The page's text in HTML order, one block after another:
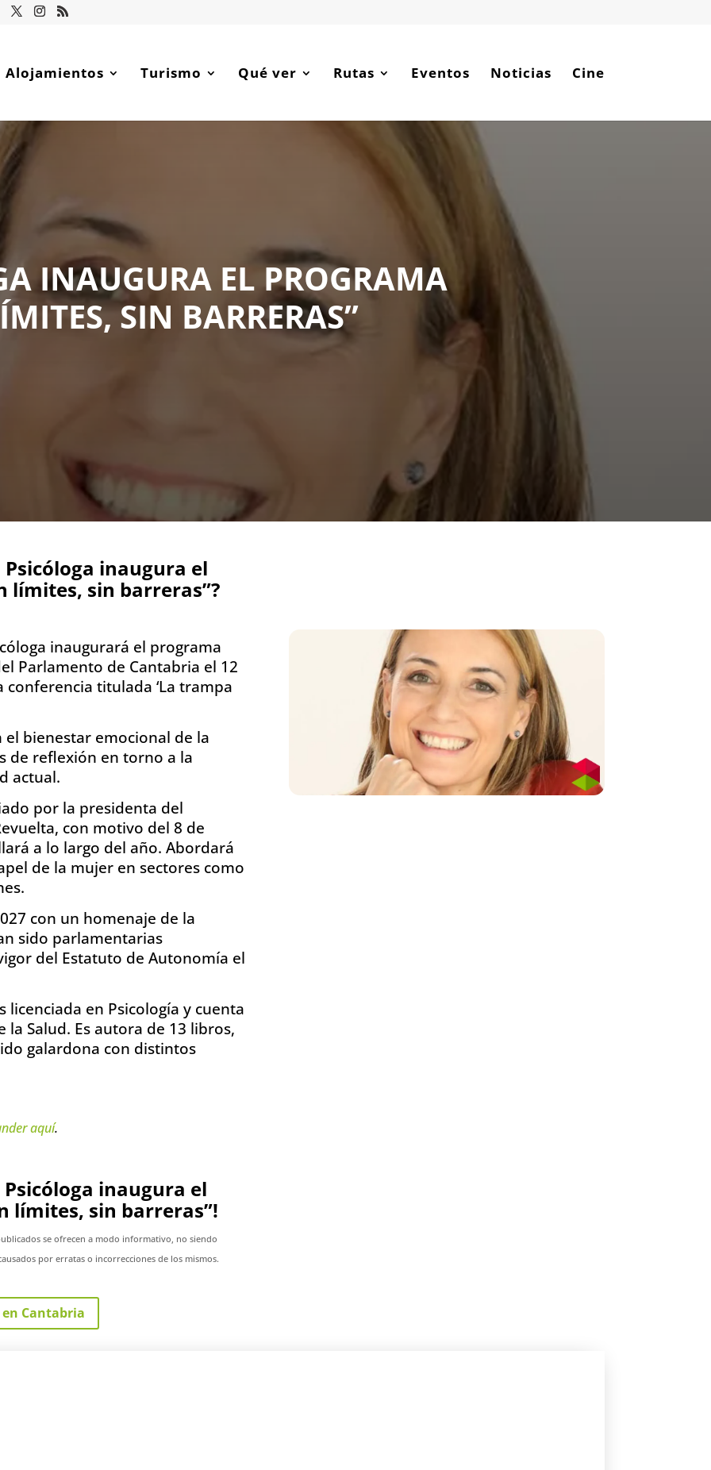
Alojamientos Turismo Qué ver Rutas Eventos Noticias Cine
INAUGURA EL PROGRAMA
SIN BARRERAS”
Psicóloga inaugura el
límites, sin barreras”?
inaugurará el programa
Parlamento de Cantabria el 12
titulada ‘La trampa
bienestar emocional de la
de reflexión en torno a la
actual.
por la presidenta del
con motivo del 8 de
a lo largo del año. Abordará
de la mujer en sectores como
con un homenaje de la
sido parlamentarias
del Estatuto de Autonomía el
licenciada en Psicología y cuenta
la Salud. Es autora de 13 libros,
galardona con distintos
aquí.
inaugura el
límites, sin barreras”!
se ofrecen a modo informativo, no siendo
por erratas o incorrecciones de los mismos.
Cantabria